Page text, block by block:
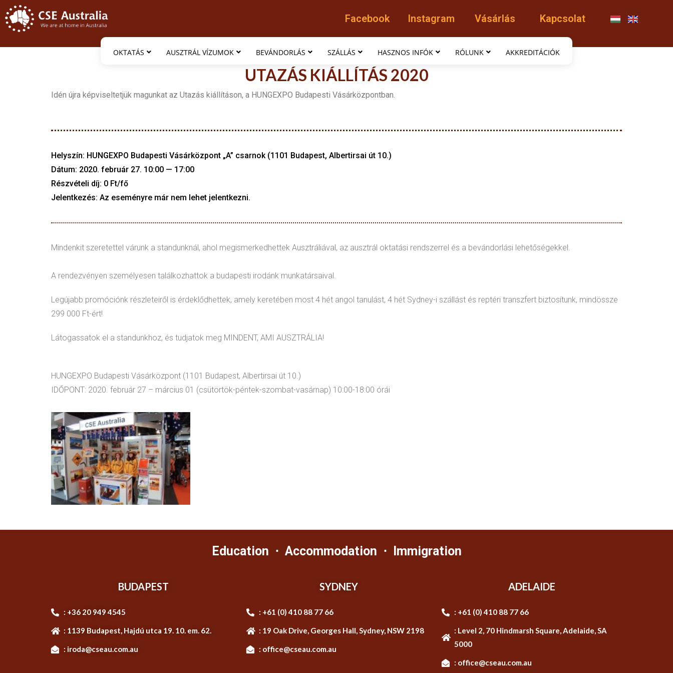
Facebook Instagram Vásárlás Kapcsolat
OKTATÁS AUSZTRÁL VÍZUMOK BEVÁNDORLÁS SZÁLLÁS HASZNOS INFÓK RÓLUNK AKKREDITÁCIÓK
UTAZÁS KIÁLLÍTÁS 2020
Idén újra képviseltetjük magunkat az Utazás kiállításon, a HUNGEXPO Budapesti Vásárközpontban.
Helyszín: HUNGEXPO Budapesti Vásárközpont „A” csarnok (1101 Budapest, Albertirsai út 10.)
Dátum: 2020. február 27. 10:00 — 17:00
Részvételi díj: 0 Ft/fő
Jelentkezés: Az eseményre már nem lehet jelentkezni.
Mindenkit szeretettel várunk a standunknál, ahol megismerkedhettek Ausztráliával, az ausztrál oktatási rendszerrel és a bevándorlási lehetőségekkel.
A rendezvényen személyesen találkozhattok a budapesti irodánk munkatársaival.
Legújabb promóciónk részleteiről is érdeklődhettek, amely keretében most 4 hét angol tanulást, 4 hét Sydney-i szállást és reptéri transzfert biztosítunk, mindössze
299 000 Ft-ért!
Látogassatok el a standunkhoz, és tudjatok meg MINDENT, AMI AUSZTRÁLIA!
HUNGEXPO Budapesti Vásárközpont (1101 Budapest, Albertirsai út 10.)
IDŐPONT: 2020. február 27 – március 01 (csütörtök-péntek-szombat-vasárnap) 10:00-18:00 órái
Education ⋅ Accommodation ⋅ Immigration
BUDAPEST
: +36 20 949 4545
: 1139 Budapest, Hajdú utca 19. 10. em. 62.
: iroda@cseau.com.au
SYDNEY
: +61 (0) 410 88 77 66
: 19 Oak Drive, Georges Hall, Sydney, NSW 2198
: office@cseau.com.au
ADELAIDE
: +61 (0) 410 88 77 66
: Level 2, 70 Hindmarsh Square, Adelaide, SA
5000
: office@cseau.com.au